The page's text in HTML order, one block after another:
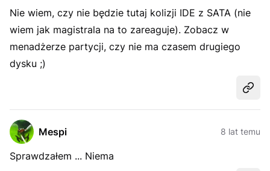
Nie wiem, czy nie będzie tutaj kolizji IDE z SATA (nie
wiem jak magistrala na to zareaguje). Zobacz w
menadżerze partycji, czy nie ma czasem drugiego
dysku ;)
Mespi 8 lat temu
Sprawdzałem ... Niema